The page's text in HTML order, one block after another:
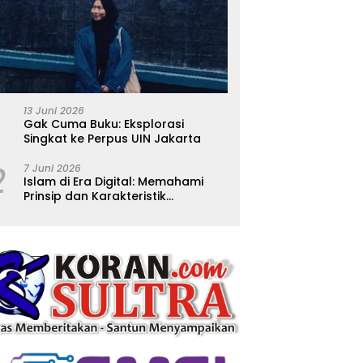
13 Juni 2026
Gak Cuma Buku: Eksplorasi
Singkat ke Perpus UIN Jakarta
7 Juni 2026
Islam di Era Digital: Memahami
Prinsip dan Karakteristik